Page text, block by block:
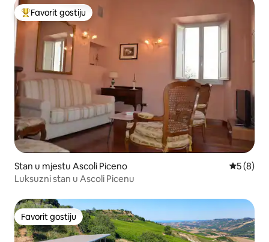
Glavni favorit gostiju
Favorit gostiju
Stan u mjestu Ascoli Piceno
5 (8)
Luksuzni stan u Ascoli Picenu
Favorit gostiju
Favorit gostiju